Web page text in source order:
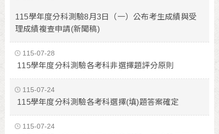
115學年度分科測驗8月3日（一）公布考生成績與受
理成績複查申請(新聞稿)
115-07-28
115學年度分科測驗各考科非選擇題評分原則
115-07-24
115學年度分科測驗各考科選擇(填)題答案確定
115-07-24